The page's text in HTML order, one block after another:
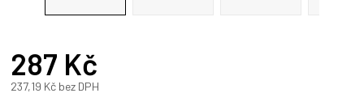
287 Kč
237,19 Kč bez DPH